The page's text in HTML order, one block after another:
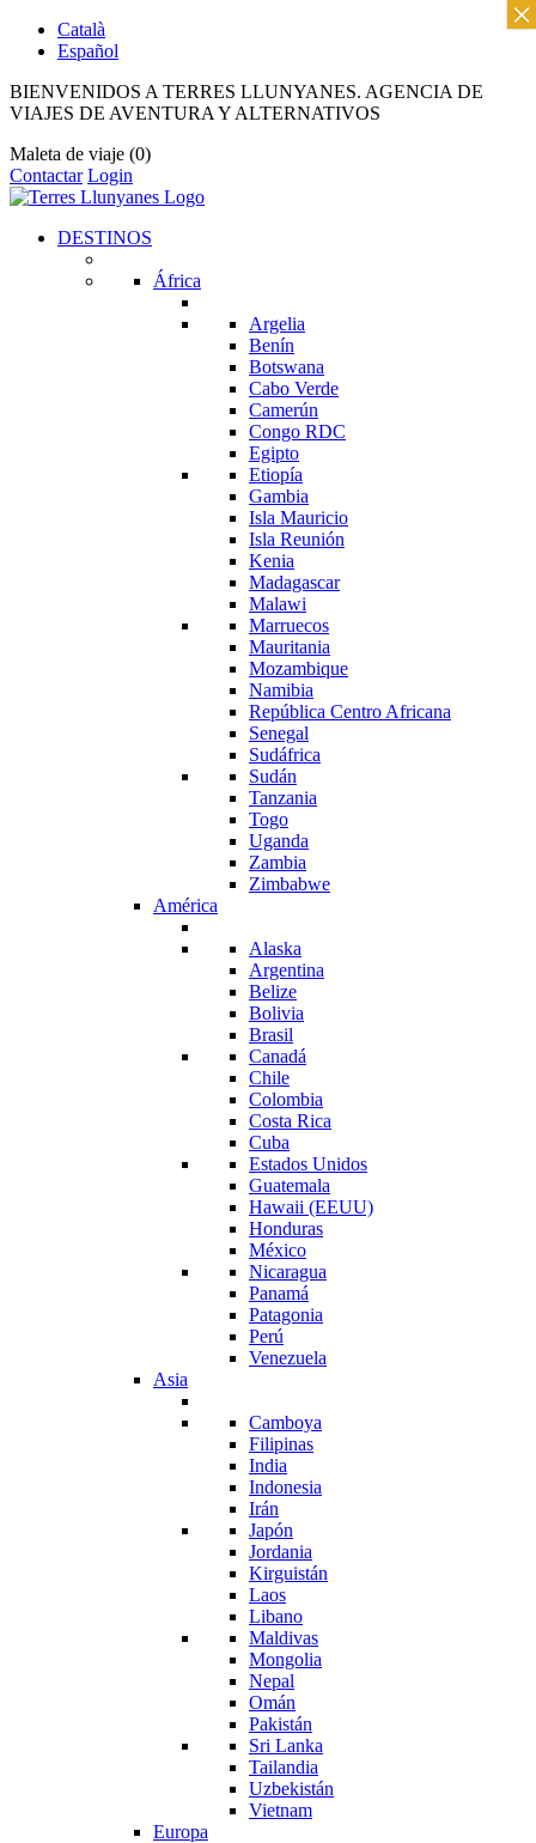
Català
Español
BIENVENIDOS A TERRES LLUNYANES. AGENCIA DE
VIAJES DE AVENTURA Y ALTERNATIVOS
Maleta de viaje (0)
Contactar Login
DESTINOS
África
Argelia
Benín
Botswana
Cabo Verde
Camerún
Congo RDC
Egipto
Etiopía
Gambia
Isla Mauricio
Isla Reunión
Kenia
Madagascar
Malawi
Marruecos
Mauritania
Mozambique
Namibia
República Centro Africana
Senegal
Sudáfrica
Sudán
Tanzania
Togo
Uganda
Zambia
Zimbabwe
América
Alaska
Argentina
Belize
Bolivia
Brasil
Canadá
Chile
Colombia
Costa Rica
Cuba
Estados Unidos
Guatemala
Hawaii (EEUU)
Honduras
México
Nicaragua
Panamá
Patagonia
Perú
Venezuela
Asia
Camboya
Filipinas
India
Indonesia
Irán
Japón
Jordania
Kirguistán
Laos
Libano
Maldivas
Mongolia
Nepal
Omán
Pakistán
Sri Lanka
Tailandia
Uzbekistán
Vietnam
Europa
×